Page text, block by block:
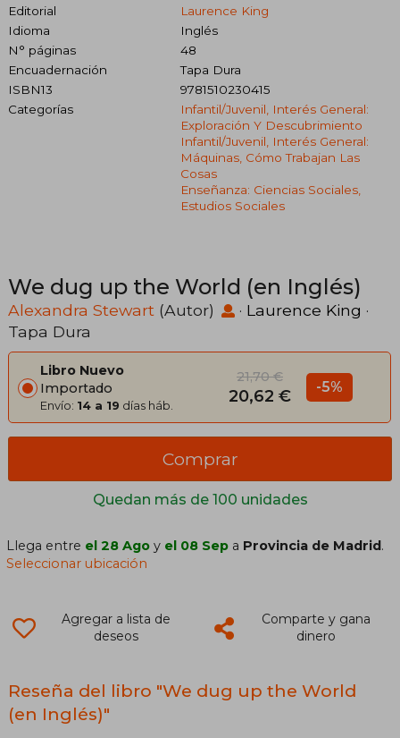
Editorial
Laurence King
Idioma
Inglés
N° páginas
48
Encuadernación
Tapa Dura
ISBN13
9781510230415
Categorías
Infantil/juvenil, Interés General:
Exploración Y Descubrimiento
Infantil/juvenil, Interés General:
Máquinas, Cómo Trabajan Las
Cosas
Enseñanza: Ciencias Sociales,
Estudios Sociales
We dug up the World (en Inglés)
Alexandra Stewart (Autor) · Laurence King ·
Tapa Dura
Libro Nuevo
Importado
Envío: 14 a 19 días háb.
21,70 €
20,62 € -5%
Quedan más de 100 unidades
Comprar
Llega entre el 28 Ago y el 08 Sep a Provincia de Madrid .
Seleccionar ubicación
Agregar a lista de
deseos
Comparte y gana
dinero
Reseña del libro "We dug up the World
(en Inglés)"